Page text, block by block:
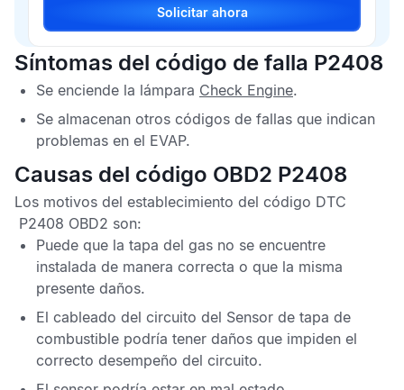
Solicitar ahora
Síntomas del código de falla P2408
Se enciende la lámpara Check Engine.
Se almacenan otros códigos de fallas que indican
problemas en el EVAP.
Causas del código OBD2 P2408
Los motivos del establecimiento del código DTC
P2408 OBD2 son:
Puede que la tapa del gas no se encuentre
instalada de manera correcta o que la misma
presente daños.
El cableado del circuito del Sensor de tapa de
combustible podría tener daños que impiden el
correcto desempeño del circuito.